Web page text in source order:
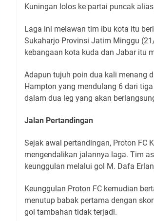
Kuningan lolos ke partai puncak
Laga ini melawan tim ibu kota itu
Sukaharjo Provinsi Jatim Minggu
kebangaan kota kuda dan Jabar itu
Adapun tujuh poin dua kali menang
Hampton yang mendulang 6 dari
dalam dua leg yang akan
Jalan Pertandingan
Sejak awal pertandingan, Proton FC
mengendalikan jalannya laga. Tim
keunggulan melalui gol M. Dafa
Keunggulan Proton FC kemudian
menutup babak pertama dengan
gol tambahan tidak terjadi.